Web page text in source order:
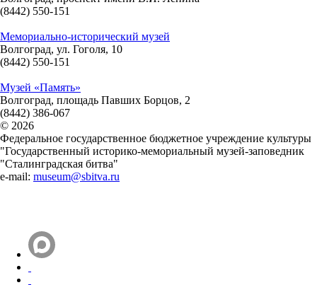
(8442) 550-151
Мемориально-исторический музей
Волгоград, ул. Гоголя, 10
(8442) 550-151
Музей «Память»
Волгоград, площадь Павших Борцов, 2
(8442) 386-067
© 2026
Федеральное государственное бюджетное учреждение культуры
"Государственный историко-мемориальный музей-заповедник
"Сталинградская битва"
e-mail: museum@sbitva.ru